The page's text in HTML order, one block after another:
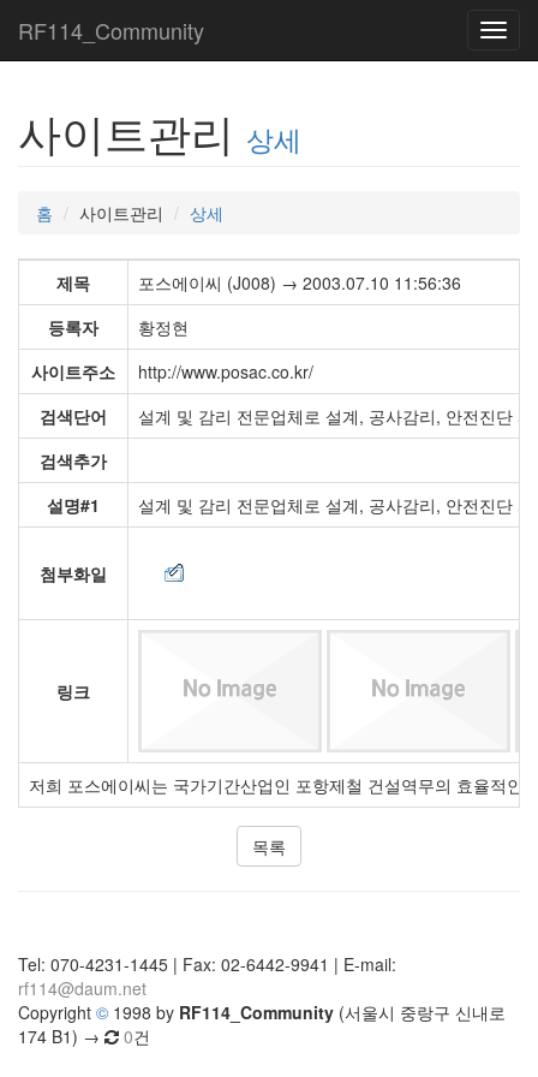
RF114_Community
사이트관리 상세
홈 사이트관리 상세
제목
포스에이씨 (J008) → 2003.07.10 11:56:36
등록자
황정현
사이트주소
http://www.posac.co.kr/
검색단어
설계 및 감리 전문업체로 설계, 공사감리, 안전진단
검색추가
설명#1
설계 및 감리 전문업체로 설계, 공사감리, 안전진단
첨부화일
링크
저희 포스에이씨는 국가기간산업인 포항제철 건설역무의 효율적
목록
Tel: 070-4231-1445 | Fax: 02-6442-9941 | E-mail:
rf114@daum.net
Copyright © 1998 by RF114_Community (서울시 중랑구 신내로
174 B1) →
0건